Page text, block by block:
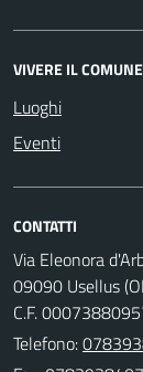
VIVERE IL COMUNE
Luoghi
Eventi
CONTATTI
Via Eleonora
09090 Usellus
C.F.
Telefono: